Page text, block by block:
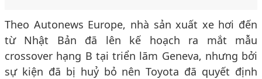
Theo Autonews Europe, nhà sản xuất xe hơi đến
từ Nhật Bản đã lên kế hoạch ra mắt mẫu
crossover hạng B tại triển lãm Geneva, nhưng bởi
sự kiện đã bị huỷ bỏ nên Toyota đã quyết định